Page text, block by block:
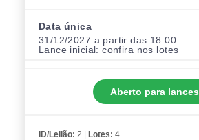
Data única
31/12/2027 a partir das 18:00
Lance inicial:confira nos lotes
Aberto para lances
ID/Leilão: 2 | Lotes: 4